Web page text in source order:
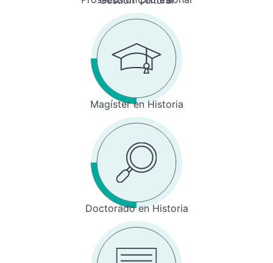
Magíster en Historia
Doctorado en Historia